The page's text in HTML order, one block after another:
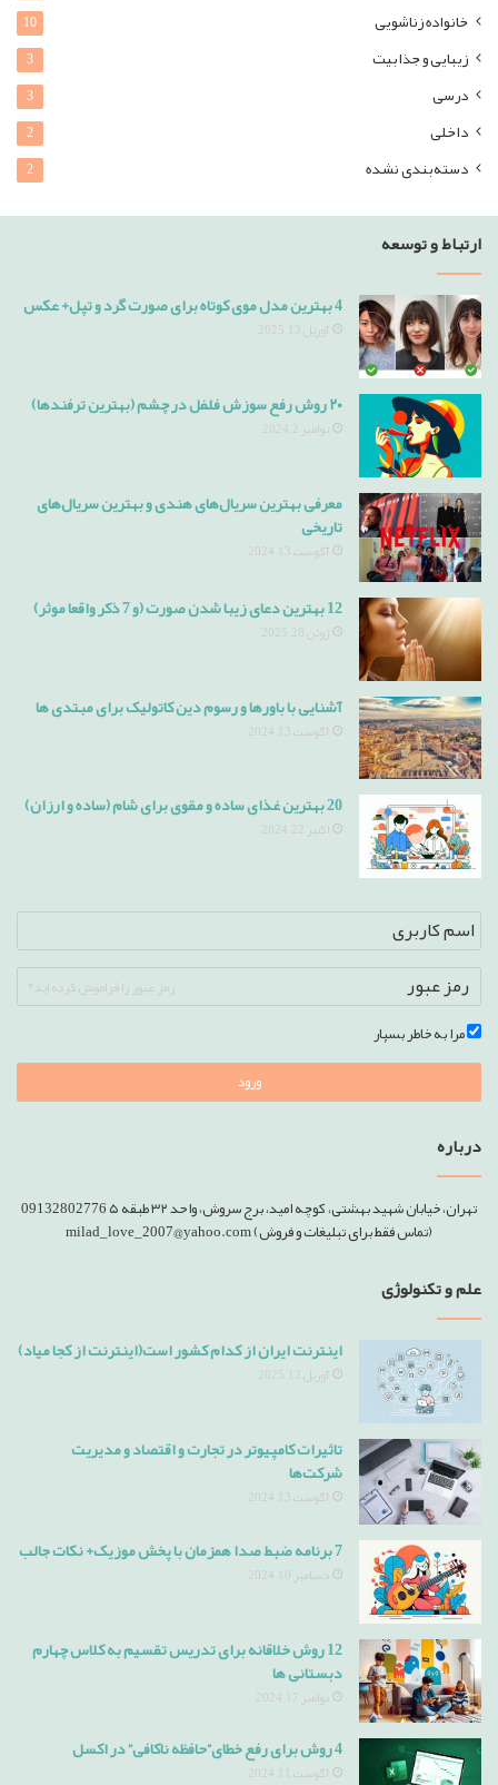
خانواده زناشویی 10
زیبایی و جذابیت 3
درسی 3
داخلی 2
دسته‌بندی نشده 2
ارتباط و توسعه
4 بهترین مدل موی کوتاه برای صورت گرد و تپل+ عکس
آوریل 13, 2025
۲۰ روش رفع سوزش فلفل در چشم (بهترین ترفندها)
نوامبر 2, 2024
معرفی بهترین سریال‌های هندی و بهترین سریال‌های
تاریخی
آگوست 13, 2024
12 بهترین دعای زیبا شدن صورت (و 7 ذکر واقعا موثر)
ژوئن 28, 2025
آشنایی با باورها و رسوم دین کاتولیک برای مبتدی ها
آگوست 13, 2024
20 بهترین غذای ساده و مقوی برای شام (ساده و ارزان)
اکتبر 22, 2024
رمز عبور را فراموش کرده اید؟
مرا به خاطر بسپار
ورود
درباره
تهران، خیابان شهید بهشتی، کوچه امید، برج سروش، واحد ۳۲ طبقه ۵ 09132802776
(تماس فقط برای تبلیغات و فروش) milad_love_2007@yahoo.com
علم و تکنولوژی
اینترنت ایران از کدام کشور است(اینترنت از کجا میاد)
آوریل 12, 2025
تاثیرات کامپیوتر در تجارت و اقتصاد و مدیریت
شرکت‌ها
آگوست 13, 2024
7 برنامه ضبط صدا همزمان با پخش موزیک+ نکات جالب
دسامبر 10, 2024
12 روش خلاقانه برای تدریس تقسیم به کلاس چهارم
دبستانی ها
نوامبر 17, 2024
4 روش برای رفع خطای”حافظه ناکافی” در اکسل
آگوست 11, 2024